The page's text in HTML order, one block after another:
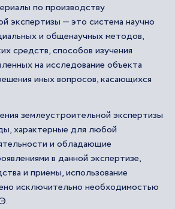
по производству
экспертизы — это система научно
и общенаучных методов,
средств, способов изучения
на исследование объекта
иных вопросов, касающихся
землеустроительной экспертизы
характерные для любой
и обладающие
в данной экспертизе,
и приемы, использование
исключительно необходимостью